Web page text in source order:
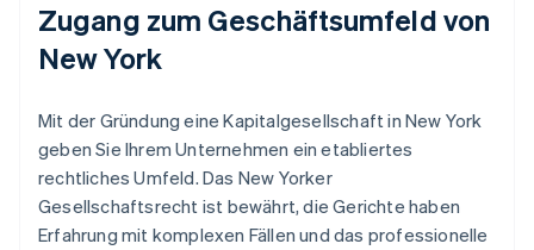
Zugang zum Geschäftsumfeld von
New York
Mit der Gründung eine Kapitalgesellschaft in New York
geben Sie Ihrem Unternehmen ein etabliertes
rechtliches Umfeld. Das New Yorker
Gesellschaftsrecht ist bewährt, die Gerichte haben
Erfahrung mit komplexen Fällen und das professionelle